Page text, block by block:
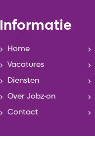
Informatie
Home
Vacatures
Diensten
Over Jobz-on
Contact